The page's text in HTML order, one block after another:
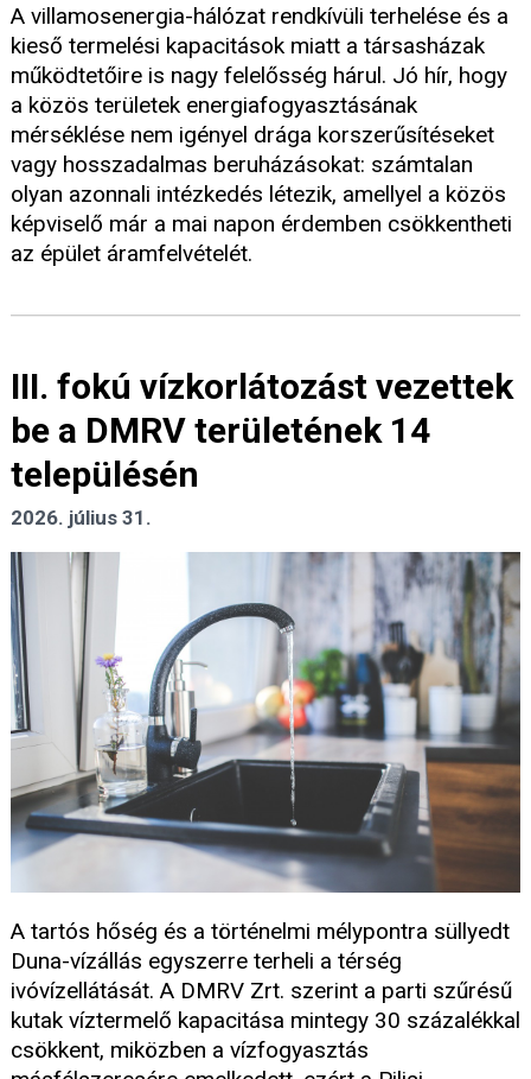
A villamosenergia-hálózat rendkívüli terhelése és a
kieső termelési kapacitások miatt a társasházak
működtetőire is nagy felelősség hárul. Jó hír, hogy
a közös területek energiafogyasztásának
mérséklése nem igényel drága korszerűsítéseket
vagy hosszadalmas beruházásokat: számtalan
olyan azonnali intézkedés létezik, amellyel a közös
képviselő már a mai napon érdemben csökkentheti
az épület áramfelvételét.
III. fokú vízkorlátozást vezettek
be a DMRV területének 14
településén
2026. július 31.
A tartós hőség és a történelmi mélypontra süllyedt
Duna-vízállás egyszerre terheli a térség
ivóvízellátását. A DMRV Zrt. szerint a parti szűrésű
kutak víztermelő kapacitása mintegy 30 százalékkal
csökkent, miközben a vízfogyasztás